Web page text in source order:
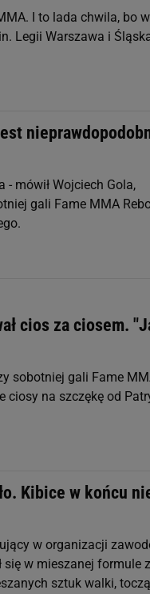
I to lada chwila, bo w
Legii Warszawa i
- mówił Wojciech Gola,
gali Fame MMA
cios za ciosem.
sobotniej gali Fame
ciosy na szczękę od
Kibice w końcu
w organizacji
się w mieszanej formule z
sztuk walki,